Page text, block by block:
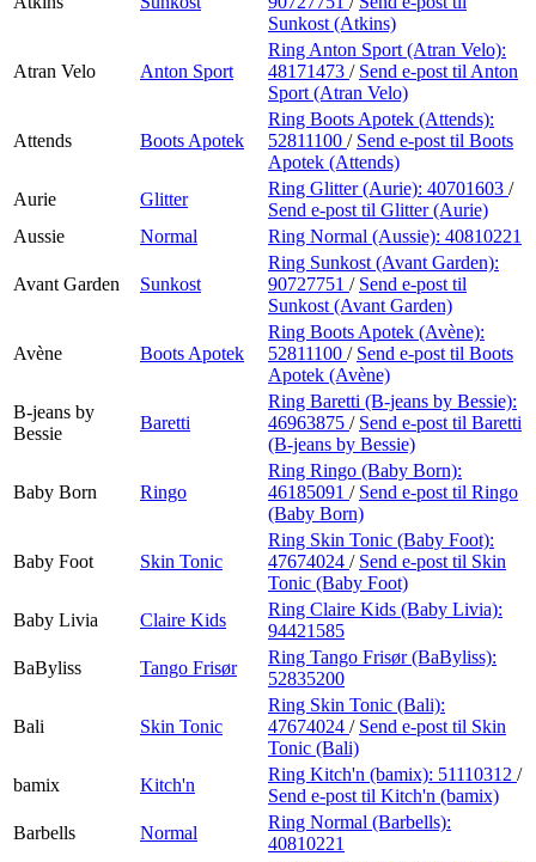
Sunkost (Atkins)
Atran Velo Anton Sport
Ring Anton Sport (Atran Velo):
48171473 / Send e-post til Anton
Sport (Atran Velo)
Attends Boots Apotek
Ring Boots Apotek (Attends):
52811100 / Send e-post til Boots
Apotek (Attends)
Aurie
Glitter
Ring Glitter (Aurie): 40701603 /
Send e-post til Glitter (Aurie)
Aussie
Normal Ring Normal (Aussie): 40810221
Avant Garden Sunkost
Ring Sunkost (Avant Garden):
90727751 / Send e-post til
Sunkost (Avant Garden)
Avène Boots Apotek
Ring Boots Apotek (Avène):
52811100 / Send e-post til Boots
Apotek (Avène)
B-jeans by
Bessie
Baretti
Ring Baretti (B-jeans by Bessie):
46963875 / Send e-post til Baretti
(B-jeans by Bessie)
Baby Born Ringo
Ring Ringo (Baby Born):
46185091 / Send e-post til Ringo
(Baby Born)
Baby Foot Skin Tonic
Ring Skin Tonic (Baby Foot):
47674024 / Send e-post til Skin
Tonic (Baby Foot)
Baby Livia
Claire Kids
Ring Claire Kids (Baby Livia):
94421585
BaByliss
Tango Frisør
Ring Tango Frisør (BaByliss):
52835200
Bali Skin Tonic
Ring Skin Tonic (Bali):
47674024 / Send e-post til Skin
Tonic (Bali)
bamix
Kitch'n
Ring Kitch'n (bamix): 51110312 /
Send e-post til Kitch'n (bamix)
Barbells
Normal
Ring Normal (Barbells):
40810221